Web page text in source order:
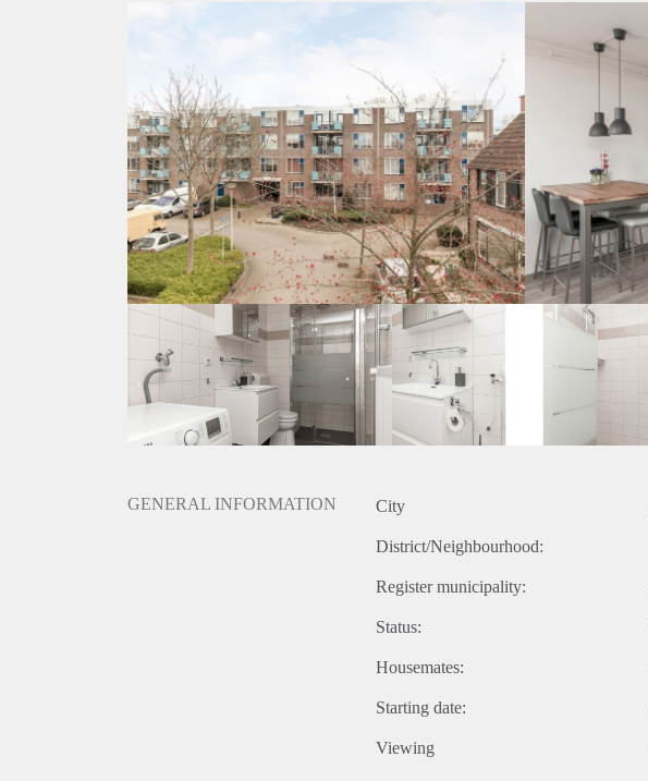
Geschikt voor studenten: Afhankelijk van de Eigenaar
GENERAL INFORMATION City
District/Neighbourhood:
Register municipality:
Status:
Housemates:
Starting date:
Viewing